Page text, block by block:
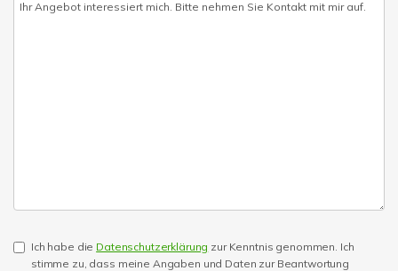
Ich habe die Datenschutzerklärung zur Kenntnis genommen. Ich
stimme zu, dass meine Angaben und Daten zur Beantwortung